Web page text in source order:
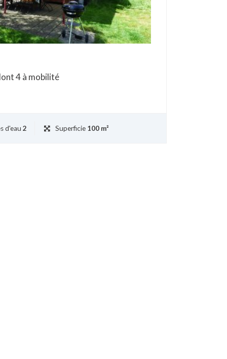
4 à mobilité
d'eau 2 Superficie 100 m²